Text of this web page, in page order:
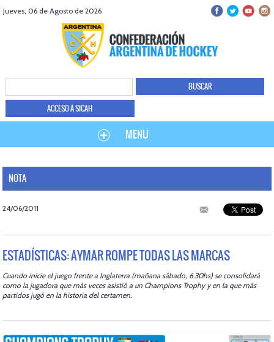
Jueves, 06 de Agosto de 2026
ACCESO A SICAH
MENU
NOTA
24/06/2011
ESTADÍSTICAS: AYMAR ROMPE TODAS LAS MARCAS
Cuando inicie el juego frente a Inglaterra (mañana sábado, 6.30hs) se consolidará
como la jugadora que más veces asistió a un Champions Trophy y en la que más
partidos jugó en la historia del certamen.